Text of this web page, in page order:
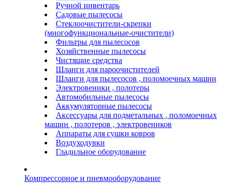
Ручной инвентарь
Садовые пылесосы
Стеклоочистители-скрепки
(многофункциональные-очистители)
Фильтры для пылесосов
Хозяйственные пылесосы
Чистящие средства
Шланги для пароочистителей
Шланги для пылесосов , поломоечных машин
Электровеники , полотеры
Автомобильные пылесосы
Аккумуляторные пылесосы
Аксессуары для подметальных , поломоечных
машин , полотеров , электровеников
Аппараты для сушки ковров
Воздуходувки
Гладильное оборудование
Компрессорное и пневмооборудование